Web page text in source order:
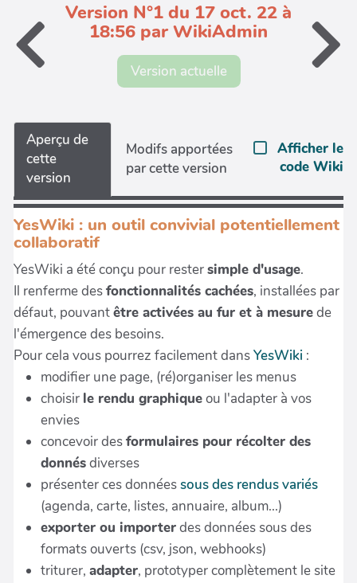
Version N°1 du 17 oct. 22 à
18:56 par WikiAdmin
Version actuelle
Aperçu de
cette
version
Modifs apportées
par cette version
Afficher le
code Wiki